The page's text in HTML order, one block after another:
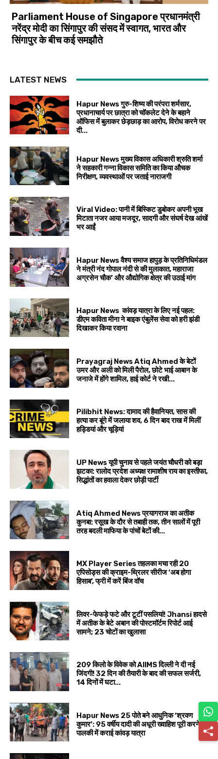
Parliament House of Singapore प्रधानमंत्री
नरेंद्र मोदी का सिंगापुर की संसद में स्वागत, भारत और
सिंगापुर के बीच कई समझौते
LATEST NEWS
Hapur News गुरु-शिष्य की परंपरा शर्मसार,
प्रधानाचार्य पर छात्रा को चॉकलेट देने के बहाने
ऑफिस में बुलाकर छेड़छाड़ का आरोप, विरोध करने पर
दी...
Hapur News मुख्य विकास अधिकारी श्रुति शर्मा
ने सहकारी गन्ना विकास समिति का किया औचक
निरीक्षण, व्यवस्थाओं पर जताई नाराजगी
Viral Video: पानी में बिस्किट डुबोकर अपनी भूख
मिटाता नजर आया मजदूर, सादगी और संघर्ष देख आंखें
भर आईं
Hapur News वैश्य समाज हापुड़ के प्रतिनिधिमंडल
ने मंत्री नंद गोपाल नंदी से की मुलाकात, महाराजा
अग्रसेन चौक’ और औद्योगिक क्षेत्र की उठाई मांग
Hapur News कांवड़ यात्रा के लिए नई पहल:
डीएम कविता मीना ने बाइक एंबुलेंस सेवा को हरी झंडी
दिखाकर किया रवाना
Prayagraj News Atiq Ahmed के बेटों
उमर और अली को मिली पैरोल, छोटे भाई आबान के
जनाजे में होंगे शामिल, हाई कोर्ट ने रखी...
Pilibhit News: दामाद की हैवानियत, सास की
हत्या कर बूंगे में जलाया शव, 6 दिन बाद राख में मिलीं
हड्डियां और चूड़ियां
UP News यूपी चुनाव से पहले जयंत चौधरी को बड़ा
झटका: रालोद प्रदेश अध्यक्ष रामाशीष राय का इस्तीफा,
सिद्धांतों का हवाला देकर छोड़ी पार्टी
Atiq Ahmed News प्रयागराज का अतीक
कुनबा: रसूख के दौर से तबाही तक, तीन सालों में पूरी
तरह बदली माफिया के पांचों बेटों की...
MX Player Series तहलका मचा रही 20
एपिसोड्स की क्राइम-थ्रिलर सीरीज ‘अब होगा
हिसाब’, फ्री में करें बिंज वॉच
लिवर-फेफड़े फटे और टूटीं पसलियां! Jhansi हादसे
में अतीक के बेटे अबान की पोस्टमॉर्टम रिपोर्ट आई
सामने; 23 चोटों का खुलासा
209 किलो के विवेक को AIIMS दिल्ली ने दी नई
जिंदगी! 32 दिन की तैयारी के बाद की सफल सर्जरी,
14 दिनों में घटा...
Hapur News 25 पोते बने आधुनिक ‘श्रवण
कुमार’: 95 वर्षीय दादी की अधूरी ख्वाहिश पूरी करने
पालकी में कराई कांवड़ यात्रा